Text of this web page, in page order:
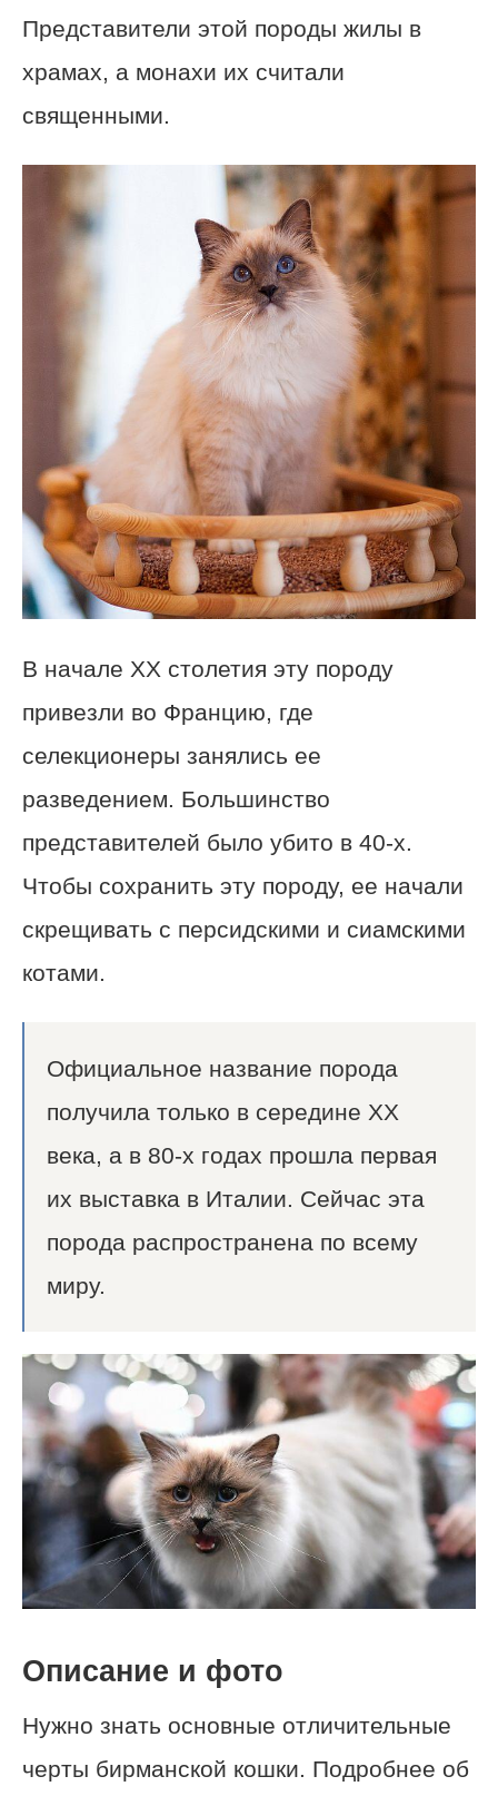
Представители этой породы жилы в
храмах, а монахи их считали
священными.
В начале ХХ столетия эту породу
привезли во Францию, где
селекционеры занялись ее
разведением. Большинство
представителей было убито в 40-х.
Чтобы сохранить эту породу, ее начали
скрещивать с персидскими и сиамскими
котами.
Официальное название порода
получила только в середине ХХ
века, а в 80-х годах прошла первая
их выставка в Италии. Сейчас эта
порода распространена по всему
миру.
Описание и фото
Нужно знать основные отличительные
черты бирманской кошки. Подробнее об